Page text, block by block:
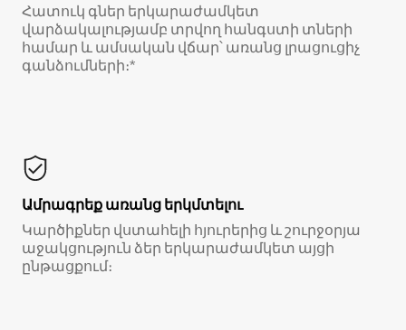
Հատուկ գներ երկարաժամկետ
վարձակալությամբ տրվող հանգստի տների
համար և ամսական վճար՝ առանց լրացուցիչ
գանձումների։*
Ամրագրեք առանց երկմտելու
Կարծիքներ վստահելի հյուրերից և շուրջօրյա
աջակցություն ձեր երկարաժամկետ այցի
ընթացքում։